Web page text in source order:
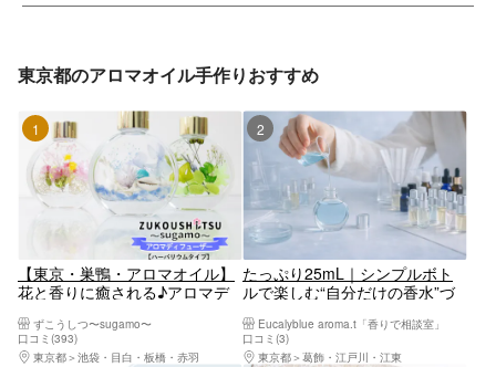
東京都のアロマオイル手作りおすすめ
1位
【東京・巣鴨・アロマオイル】
花と香りに癒される♪アロマデ
ムタイプ、ブーケタイプの料金
は異なります
ずこうしつ〜sugamo〜
口コミ(393)
東京都
池袋・目白・板橋・赤羽
2位
たっぷり25mL｜シンプルボト
ルで楽しむ“自分だけの香水”づ
歓迎Eucalyblue aroma.t「香りで相談室」
口コミ(3)
東京都
葛飾・江戸川・江東